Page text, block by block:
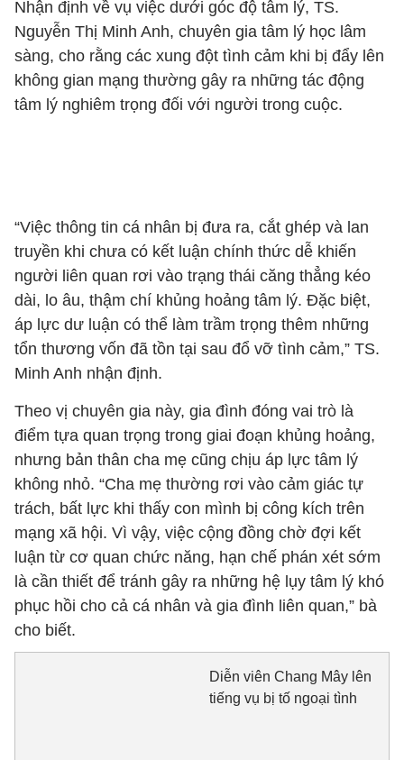
Nhận định về vụ việc dưới góc độ tâm lý, TS.
Nguyễn Thị Minh Anh, chuyên gia tâm lý học lâm
sàng, cho rằng các xung đột tình cảm khi bị đẩy lên
không gian mạng thường gây ra những tác động
tâm lý nghiêm trọng đối với người trong cuộc.
“Việc thông tin cá nhân bị đưa ra, cắt ghép và lan
truyền khi chưa có kết luận chính thức dễ khiến
người liên quan rơi vào trạng thái căng thẳng kéo
dài, lo âu, thậm chí khủng hoảng tâm lý. Đặc biệt,
áp lực dư luận có thể làm trầm trọng thêm những
tổn thương vốn đã tồn tại sau đổ vỡ tình cảm,” TS.
Minh Anh nhận định.
Theo vị chuyên gia này, gia đình đóng vai trò là
điểm tựa quan trọng trong giai đoạn khủng hoảng,
nhưng bản thân cha mẹ cũng chịu áp lực tâm lý
không nhỏ. “Cha mẹ thường rơi vào cảm giác tự
trách, bất lực khi thấy con mình bị công kích trên
mạng xã hội. Vì vậy, việc cộng đồng chờ đợi kết
luận từ cơ quan chức năng, hạn chế phán xét sớm
là cần thiết để tránh gây ra những hệ lụy tâm lý khó
phục hồi cho cả cá nhân và gia đình liên quan,” bà
cho biết.
Diễn viên Chang Mây lên
tiếng vụ bị tố ngoại tình